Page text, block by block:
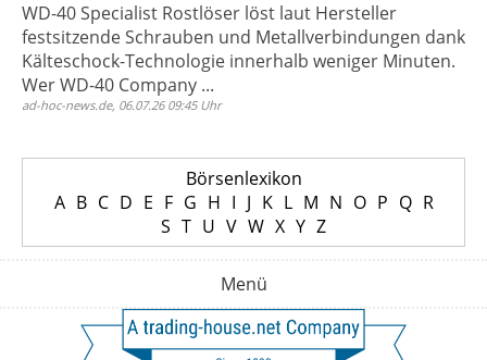
WD-40 Specialist Rostlöser löst laut Hersteller
festsitzende Schrauben und Metallverbindungen dank
Kälteschock-Technologie innerhalb weniger Minuten.
Wer WD-40 Company ...
ad-hoc-news.de, 06.07.26 09:45 Uhr
Börsenlexikon
A B C D E F G H I J K L M N O P Q R
S T U V W X Y Z
Menü